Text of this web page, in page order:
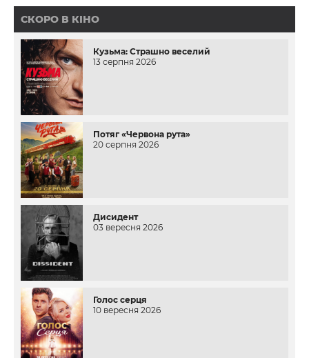
СКОРО В КІНО
Кузьма: Страшно веселий
13 серпня 2026
Потяг «Червона рута»
20 серпня 2026
Дисидент
03 вересня 2026
Голос серця
10 вересня 2026